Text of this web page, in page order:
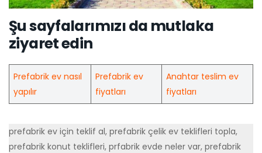
Şu sayfalarımızı da mutlaka
ziyaret edin
Prefabrik ev nasıl
yapılır
Prefabrik ev
fiyatları
Anahtar teslim ev
fiyatları
prefabrik ev için teklif al, prefabrik çelik ev teklifleri topla,
prefabrik konut teklifleri, prfabrik evde neler var, prefabrik